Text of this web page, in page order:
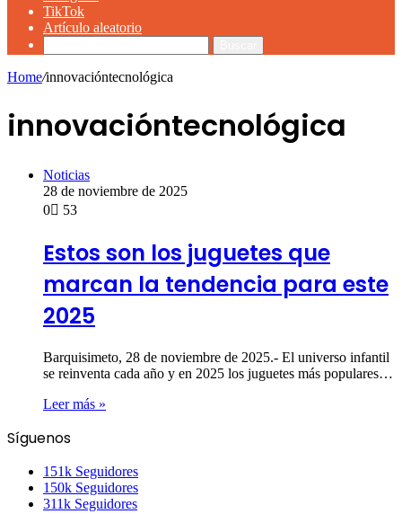
TikTok
Artículo aleatorio
Home/innovacióntecnológica
innovacióntecnológica
Noticias
28 de noviembre de 2025
0
53
Estos son los juguetes que
marcan la tendencia para este
2025
Barquisimeto, 28 de noviembre de 2025.- El universo infantil
se reinventa cada año y en 2025 los juguetes más populares…
Leer más »
Síguenos
151k Seguidores
150k Seguidores
311k Seguidores